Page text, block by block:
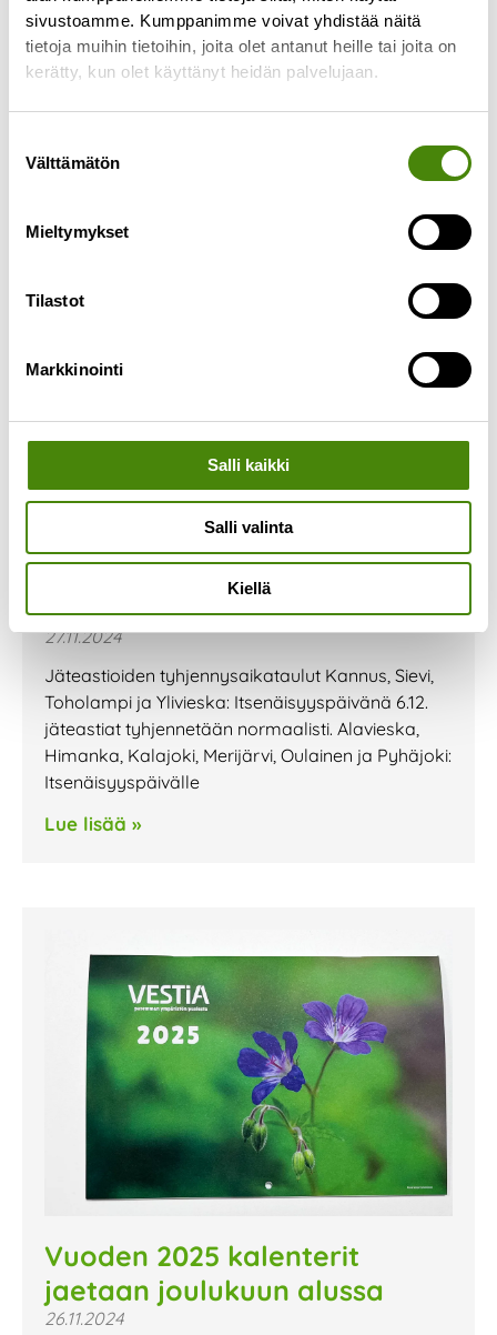
sivustoamme. Kumppanimme voivat yhdistää näitä
tietoja muihin tietoihin, joita olet antanut heille tai joita on
kerätty, kun olet käyttänyt heidän palvelujaan.
valinta
Välttämätön
Mieltymykset
Tilastot
Markkinointi
Salli kaikki
Salli valinta
Kiellä
etävalvomoon Ylivieskaan. Työ sisältää
lajittelupihojen etävalvontaa, asiakkaiden
opastusta ja neuvontaa sekä lajittelupihojen
Itsenäisyyspäiväviikon
jätehuolto ja aukioloajat
27.11.2024
Jäteastioiden tyhjennysaikataulut Kannus, Sievi,
Toholampi ja Ylivieska: Itsenäisyyspäivänä 6.12.
jäteastiat tyhjennetään normaalisti. Alavieska,
Himanka, Kalajoki, Merijärvi, Oulainen ja Pyhäjoki:
Itsenäisyyspäivälle
Lue lisää »
Vuoden 2025 kalenterit
jaetaan joulukuun alussa
26.11.2024